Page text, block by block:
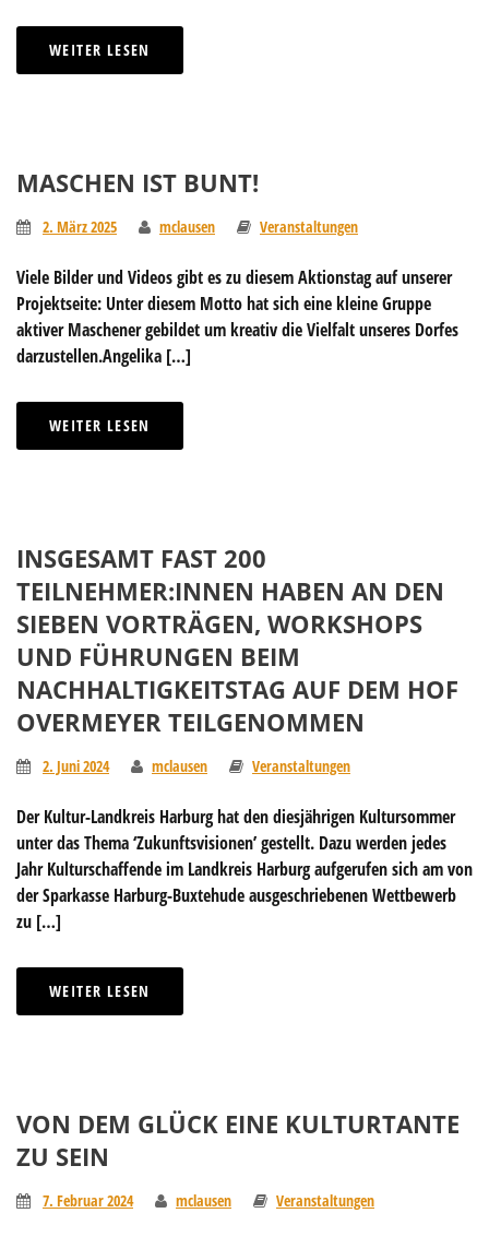
WEITER LESEN
MASCHEN IST BUNT!
2. März 2025 mclausen Veranstaltungen
Viele Bilder und Videos gibt es zu diesem Aktionstag auf unserer
Projektseite: Unter diesem Motto hat sich eine kleine Gruppe
aktiver Maschener gebildet um kreativ die Vielfalt unseres Dorfes
darzustellen.Angelika […]
WEITER LESEN
INSGESAMT FAST 200
TEILNEHMER:INNEN HABEN AN DEN
SIEBEN VORTRÄGEN, WORKSHOPS
UND FÜHRUNGEN BEIM
NACHHALTIGKEITSTAG AUF DEM HOF
OVERMEYER TEILGENOMMEN
2. Juni 2024 mclausen Veranstaltungen
Der Kultur-Landkreis Harburg hat den diesjährigen Kultursommer
unter das Thema ‘Zukunftsvisionen’ gestellt. Dazu werden jedes
Jahr Kulturschaffende im Landkreis Harburg aufgerufen sich am von
der Sparkasse Harburg-Buxtehude ausgeschriebenen Wettbewerb
zu […]
WEITER LESEN
VON DEM GLÜCK EINE KULTURTANTE
ZU SEIN
7. Februar 2024 mclausen Veranstaltungen